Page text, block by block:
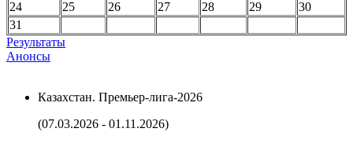
24
25 26 27 28 29
30
31
Результаты
Анонсы
Казахстан. Премьер-лига-2026
(07.03.2026 - 01.11.2026)